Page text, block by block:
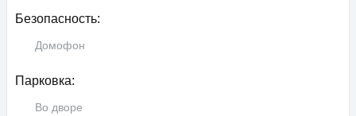
Безопасность:
Домофон
Парковка:
Во дворе